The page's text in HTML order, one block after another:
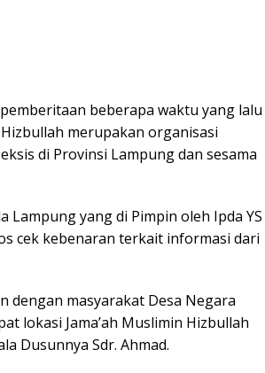
beberapa waktu yang lalu
merupakan organisasi
di Provinsi Lampung dan sesama
yang di Pimpin oleh Ipda YS
cek kebenaran terkait informasi dari
dengan masyarakat Desa Negara
lokasi Jama’ah Muslimin Hizbullah
Dusunnya Sdr. Ahmad.